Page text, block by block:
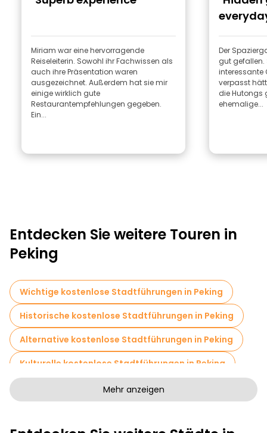
Miriam war eine hervorragende
Reiseleiterin. Sowohl ihr Fachwissen als
auch ihre Präsentation waren
ausgezeichnet. Außerdem hat sie mir
einige wirklich gute
Restaurantempfehlungen gegeben.
Ein...
Der
gut gefallen.
interessante
verpasst
die Hutongs
ehemalige...
Entdecken Sie weitere Touren in
Peking
Wichtige kostenlose Stadtführungen in Peking
Historische kostenlose Stadtführungen in Peking
Alternative kostenlose Stadtführungen in Peking
Kulturelle kostenlose Stadtführungen in Peking
Kunstfreie Stadtführungen in Peking
Mehr anzeigen